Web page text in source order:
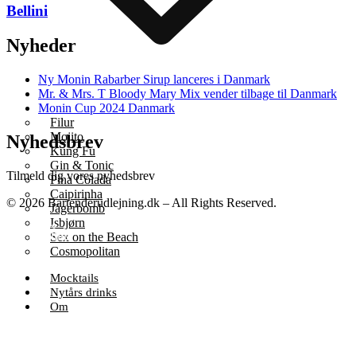
Filur
Mojito
Kung Fu
Gin & Tonic
Pina Colada
Caipirinha
Jägerbomb
Isbjørn
Sex on the Beach
Cosmopolitan
Mocktails
Nytårs drinks
Om
Bellini
Nyheder
Ny Monin Rabarber Sirup lanceres i Danmark
Mr. & Mrs. T Bloody Mary Mix vender tilbage til Danmark
Monin Cup 2024 Danmark
Nyhedsbrev
Tilmeld dig vores nyhedsbrev
© 2026 Bartenderudlejning.dk – All Rights Reserved.